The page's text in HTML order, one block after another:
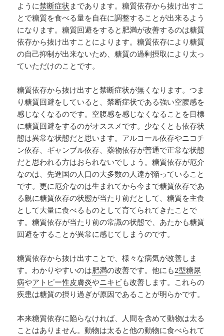
ように禁断症状 まであります。糖質依存から抜け出すこ
とで糖質を食べる量を自在に調整することが出来るよう
になります。糖質回避をすると肥満が改善するのは糖質
依存から抜け出すことによります。糖質依存により糖質
の自己抑制が出来ないため、糖質の過剰摂取により太っ
ていただけのことです。
糖質依存から抜け出すと禁断症状が無くなります。つま
り糖質回避をしていると、禁断症状である強い空腹感を
感じなくなるのです。空腹感を感じなくなることを目標
に糖質回避をするのがオススメです。少なくとも依存状
態は異常な状態だと思います。アルコール依存やニコチ
ン依存、ギャンブル依存、薬物依存が普通で正常な状態
だと思われる方はおられないでしょう。糖質依存が厄介
なのは、先進国の人口の大多数の人達が陥っていること
です。更に厄介なのは生まれてから今まで糖質依存であ
る親に糖質依存の状態が当たり前だとして、糖質を主食
として大量に食べるものとして育てられてきたことで
す。糖質依存が当たり前の常識の状態で、あたかも糖質
回避をすることが異常に感じてしまうのです。
糖質依存から抜け出すことで、様々な病気が改善しま
す。わかりやすいのは肥満の改善です。他にも2型糖尿
病やアトピー性皮膚炎やニキビも改善します。これらの
疾患は糖質の摂り過ぎが原因であることが明らかです。
本来糖質依存に陥らなければ、人間を含めて動物は太る
ことはありません。動物は太ると他の動物に食べられて